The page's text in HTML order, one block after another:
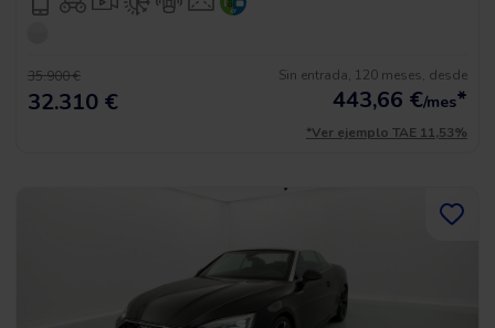
35.900 €
32.310 €
Sin entrada, 120 meses, desde
443,66 €/mes*
*Ver ejemplo TAE 11,53%